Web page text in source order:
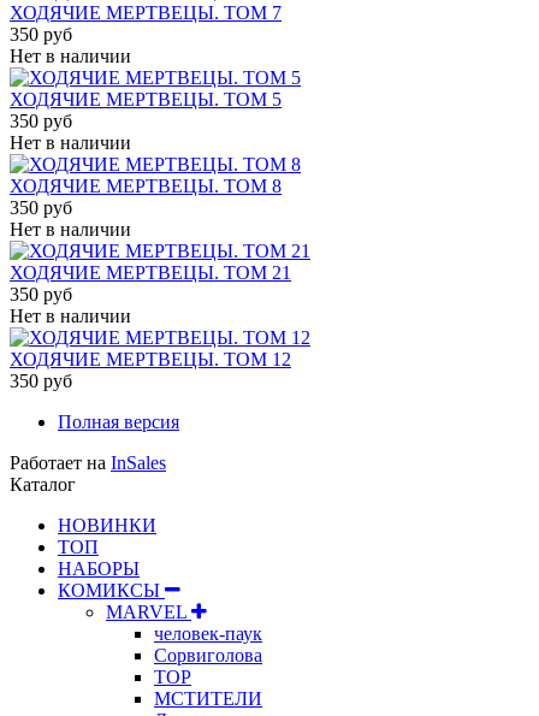
ХОДЯЧИЕ МЕРТВЕЦЫ. ТОМ 7
350 руб
Нет в наличии
ХОДЯЧИЕ МЕРТВЕЦЫ. ТОМ 5
350 руб
Нет в наличии
ХОДЯЧИЕ МЕРТВЕЦЫ. ТОМ 8
350 руб
Нет в наличии
ХОДЯЧИЕ МЕРТВЕЦЫ. ТОМ 21
350 руб
Нет в наличии
ХОДЯЧИЕ МЕРТВЕЦЫ. ТОМ 12
350 руб
Полная версия
Работает на InSales
Каталог
НОВИНКИ
ТОП
НАБОРЫ
КОМИКСЫ
MARVEL
человек-паук
Сорвиголова
ТОР
МСТИТЕЛИ